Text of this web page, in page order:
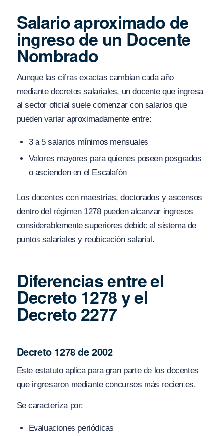
Salario aproximado de
ingreso de un Docente
Nombrado
Aunque las cifras exactas cambian cada año
mediante decretos salariales, un docente que ingresa
al sector oficial suele comenzar con salarios que
pueden variar aproximadamente entre:
3 a 5 salarios mínimos mensuales
Valores mayores para quienes poseen posgrados
o ascienden en el Escalafón
Los docentes con maestrías, doctorados y ascensos
dentro del régimen 1278 pueden alcanzar ingresos
considerablemente superiores debido al sistema de
puntos salariales y reubicación salarial.
Diferencias entre el
Decreto 1278 y el
Decreto 2277
Decreto 1278 de 2002
Este estatuto aplica para gran parte de los docentes
que ingresaron mediante concursos más recientes.
Se caracteriza por:
Evaluaciones periódicas